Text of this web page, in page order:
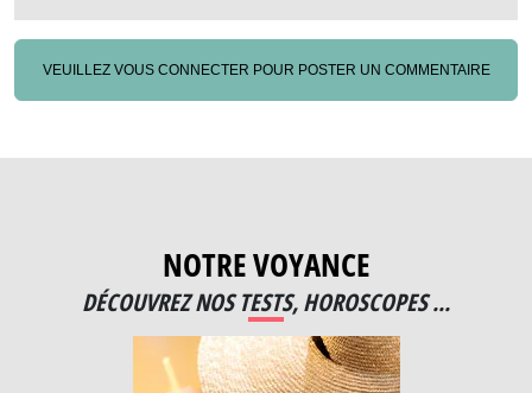
VEUILLEZ VOUS CONNECTER POUR POSTER UN COMMENTAIRE
NOTRE VOYANCE
DÉCOUVREZ NOS TESTS, HOROSCOPES ...